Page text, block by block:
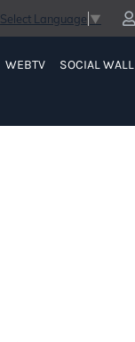
Select Language ▼
WEBTV SOCIAL WALL